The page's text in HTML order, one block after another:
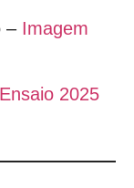
– Imagem
2025